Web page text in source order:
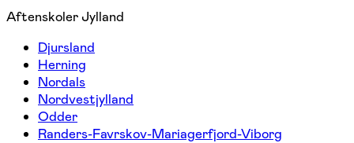
Aftenskoler Jylland
Djursland
Herning
Nordals
Nordvestjylland
Odder
Randers-Favrskov-Mariagerfjord-Viborg